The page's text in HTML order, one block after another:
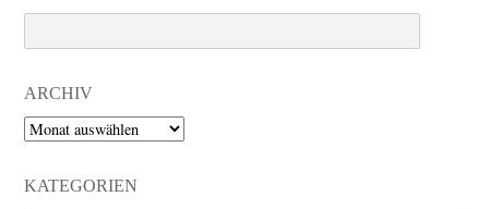
ARCHIV
Archiv
KATEGORIEN